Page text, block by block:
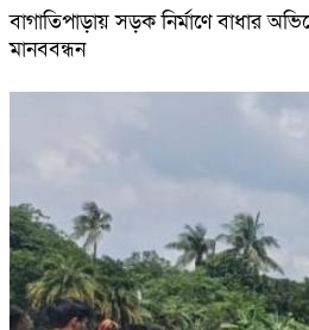
বাগাতিপাড়ায় সড়ক নির্মাণে বাধার
মানববন্ধন